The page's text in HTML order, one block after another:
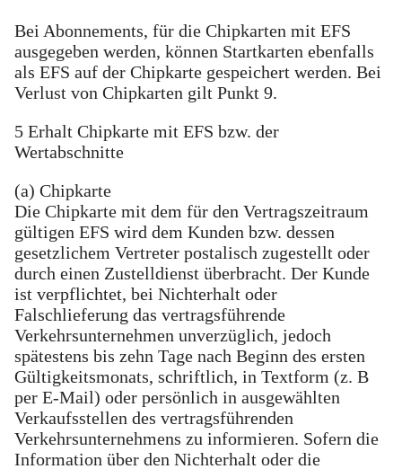
Bei Abonnements, für die Chipkarten mit EFS
ausgegeben werden, können Startkarten ebenfalls
als EFS auf der Chipkarte gespeichert werden. Bei
Verlust von Chipkarten gilt Punkt 9.
5 Erhalt Chipkarte mit EFS bzw. der
Wertabschnitte
(a) Chipkarte
Die Chipkarte mit dem für den Vertragszeitraum
gültigen EFS wird dem Kunden bzw. dessen
gesetzlichem Vertreter postalisch zugestellt oder
durch einen Zustelldienst überbracht. Der Kunde
ist verpflichtet, bei Nichterhalt oder
Falschlieferung das vertragsführende
Verkehrsunternehmen unverzüglich, jedoch
spätestens bis zehn Tage nach Beginn des ersten
Gültigkeitsmonats, schriftlich, in Textform (z. B
per E-Mail) oder persönlich in ausgewählten
Verkaufsstellen des vertragsführenden
Verkehrsunternehmens zu informieren. Sofern die
Information über den Nichterhalt oder die